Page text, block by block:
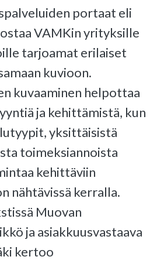
portaat eli
VAMKin yrityksille
tarjoamat erilaiset
kuvioon.
kuvaaminen helpottaa
ja kehittämistä, kun
yksittäisistä
toimeksiannoista
kehittäviin
nähtävissä kerralla.
Muovan
ja asiakkuusvastaava
kertoo